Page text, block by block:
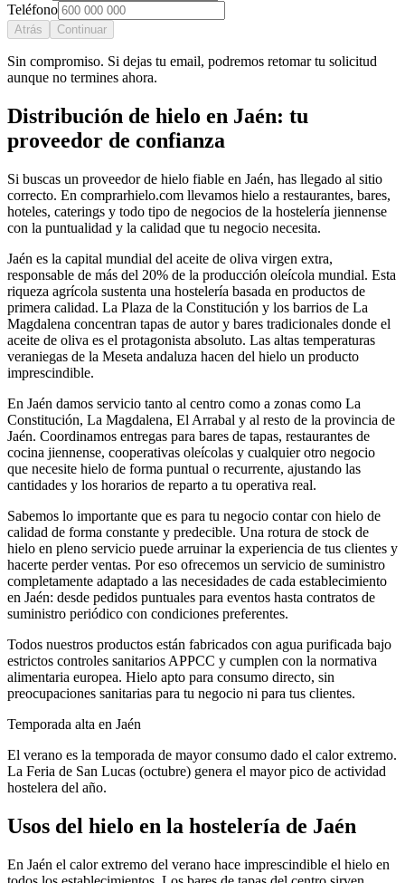
Teléfono
Atrás Continuar
Sin compromiso. Si dejas tu email, podremos retomar tu solicitud
aunque no termines ahora.
Distribución de hielo en Jaén: tu
proveedor de confianza
Si buscas un proveedor de hielo fiable en Jaén, has llegado al sitio
correcto. En comprarhielo.com llevamos hielo a restaurantes, bares,
hoteles, caterings y todo tipo de negocios de la hostelería jiennense
con la puntualidad y la calidad que tu negocio necesita.
Jaén es la capital mundial del aceite de oliva virgen extra,
responsable de más del 20% de la producción oleícola mundial. Esta
riqueza agrícola sustenta una hostelería basada en productos de
primera calidad. La Plaza de la Constitución y los barrios de La
Magdalena concentran tapas de autor y bares tradicionales donde el
aceite de oliva es el protagonista absoluto. Las altas temperaturas
veraniegas de la Meseta andaluza hacen del hielo un producto
imprescindible.
En Jaén damos servicio tanto al centro como a zonas como La
Constitución, La Magdalena, El Arrabal y al resto de la provincia de
Jaén. Coordinamos entregas para bares de tapas, restaurantes de
cocina jiennense, cooperativas oleícolas y cualquier otro negocio
que necesite hielo de forma puntual o recurrente, ajustando las
cantidades y los horarios de reparto a tu operativa real.
Sabemos lo importante que es para tu negocio contar con hielo de
calidad de forma constante y predecible. Una rotura de stock de
hielo en pleno servicio puede arruinar la experiencia de tus clientes y
hacerte perder ventas. Por eso ofrecemos un servicio de suministro
completamente adaptado a las necesidades de cada establecimiento
en Jaén: desde pedidos puntuales para eventos hasta contratos de
suministro periódico con condiciones preferentes.
Todos nuestros productos están fabricados con agua purificada bajo
estrictos controles sanitarios APPCC y cumplen con la normativa
alimentaria europea. Hielo apto para consumo directo, sin
preocupaciones sanitarias para tu negocio ni para tus clientes.
Temporada alta en Jaén
El verano es la temporada de mayor consumo dado el calor extremo.
La Feria de San Lucas (octubre) genera el mayor pico de actividad
hostelera del año.
Usos del hielo en la hostelería de Jaén
En Jaén el calor extremo del verano hace imprescindible el hielo en